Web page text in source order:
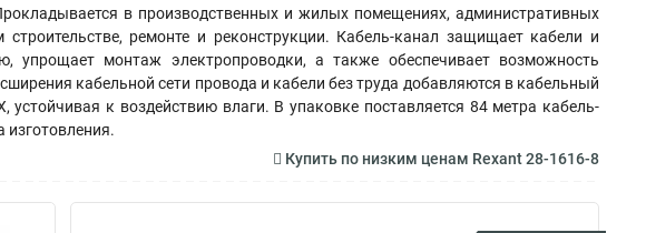
в производственных и жилых помещениях, административных
ремонте и реконструкции. Кабель-канал защищает кабели и
упрощает монтаж электропроводки, а также обеспечивает возможность
кабельной сети провода и кабели без труда добавляются в кабельный
к воздействию влаги. В упаковке поставляется 84 метра кабель-
изготовления.
Купить по низким ценам Rexant 28-1616-8